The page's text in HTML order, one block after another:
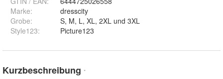
Marke:
dresscity
Grobe:
S, M, L, XL, 2XL und 3XL
Style123: Picture123
Kurzbeschreibung *